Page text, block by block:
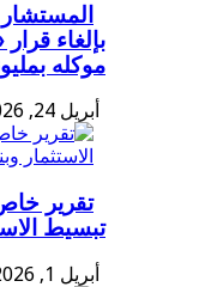
بإلغاء
موكله
أبريل 24, 2026
تقرير
تبسيط
أبريل 1, 2026